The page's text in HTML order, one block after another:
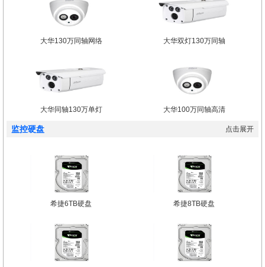
大华130万同轴网络 大华双灯130万同轴
大华同轴130万单灯 大华100万同轴高清
监控硬盘 点击展开
希捷6TB硬盘 希捷8TB硬盘